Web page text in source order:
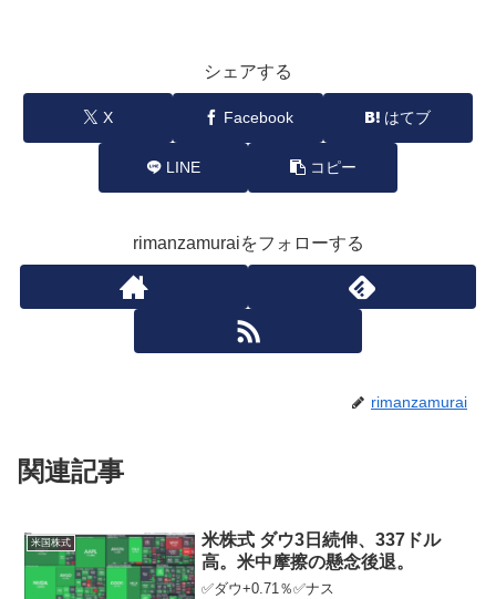
シェアする
X Facebook はてブ
LINE コピー
rimanzamuraiをフォローする
rimanzamurai
関連記事
米国株式
米株式 ダウ3日続伸、337ドル
高。米中摩擦の懸念後退。
✅ダウ+0.71％✅ナス